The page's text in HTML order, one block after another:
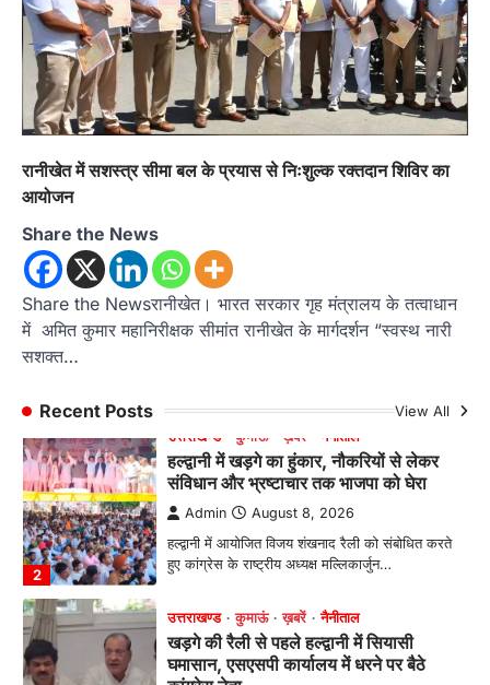
रानीखेत में सशस्त्र सीमा बल के प्रयास से निःशुल्क रक्तदान शिविर का
आयोजन
Share the News
Share the Newsरानीखेत। भारत सरकार गृह मंत्रालय के तत्वाधान
में अमित कुमार महानिरीक्षक सीमांत रानीखेत के मार्गदर्शन “स्वस्थ नारी
सशक्त…
Recent Posts View All
4
रानीखेत। मानिला देवी मंदिर, कमराड़/विनायक क्षेत्र में
आयोजित श्रीमद्भागवत कथा के चतुर्थ दिवस गुरुवार को…
1
अल्मोड़ा उत्तराखण्ड ख़बरें
इंटर-एपीएस सेंट्रल कमांड चेस क्लस्टर-2 में
याग्यिका कुंद्रा ने लहराया परचम, अंडर-14 वर्ग
Admin August 8, 2026
उत्तराखण्ड
हल्द्वानी में खड़गे का हुंकार, नौकरियों से लेकर
संविधान और भ्रष्टाचार तक भाजपा को घेरा
हुए कांग्रेस के राष्ट्रीय अध्यक्ष मल्लिकार्जुन…
3
उत्तराखण्ड कुमाऊं ख़बरें नैनीताल
खड़गे की रैली से पहले हल्द्वानी में सियासी
घमासान, एसएसपी कार्यालय में धरने पर बैठे
कांग्रेस नेता
Admin August 8, 2026
ऑफिस में धरने पर बैठे गोदियाल और…
अल्मोड़ा उत्तराखण्ड कुमाऊं ख़बरें धार्मिक